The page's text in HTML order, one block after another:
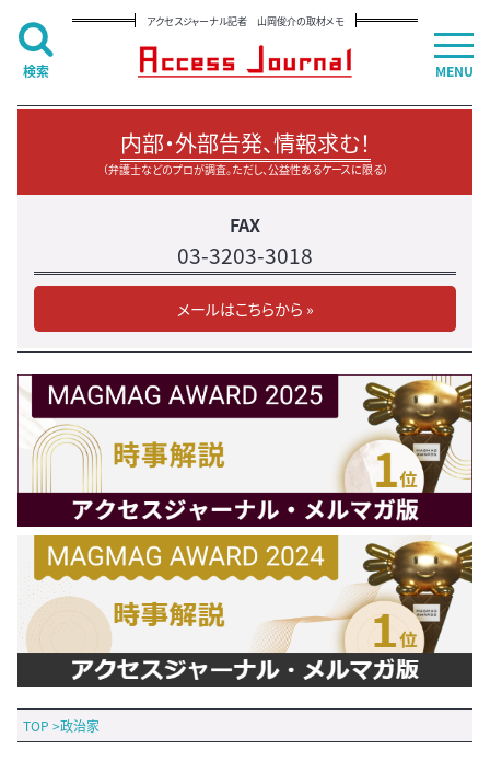
アクセスジャーナル記者 山岡俊介の取材メモ
内部・外部告発、情報求む！
（弁護士などのプロが調査。ただし、公益性あるケースに限る）
FAX
03-3203-3018
メールはこちらから »
TOP >政治家
MENU
検索